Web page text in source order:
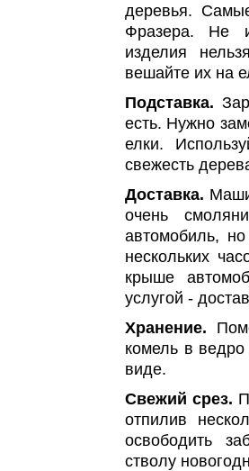
деревья.
Фразера. Не
изделия
вешайте их на
Подставка.
есть. Нужно
елки.
свежесть
Доставка.
очень
автомобиль,
нескольких
крыше
услугой -
Хранение.
комель в
виде.
Свежий срез.
отпилив
освободить
стволу